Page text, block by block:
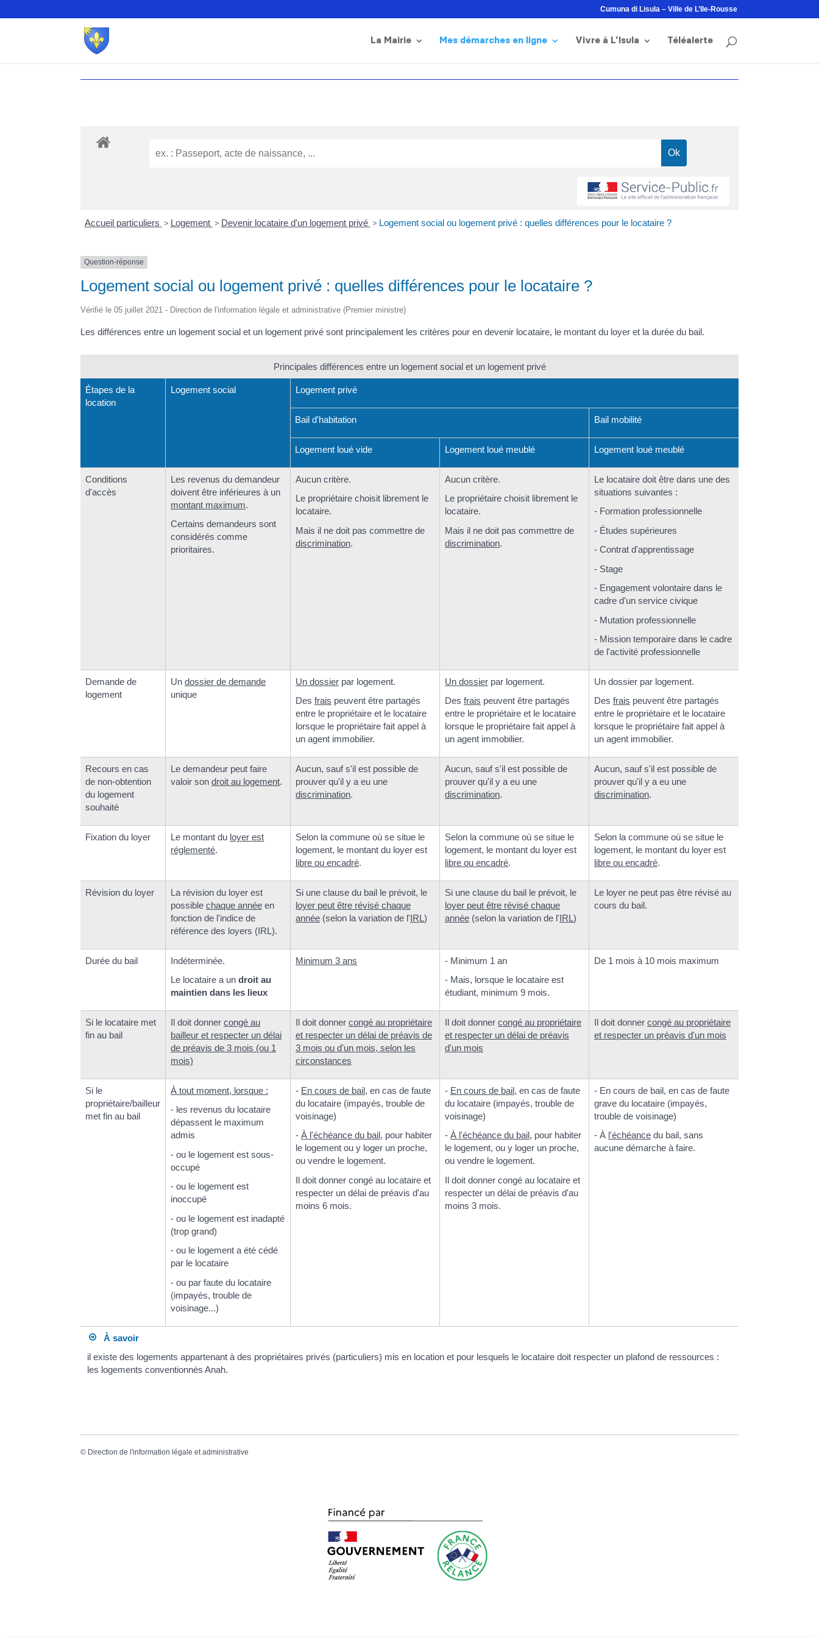
Cumuna di Lisula – Ville de L’Ile-Rousse
La Mairie Mes démarches en ligne Vivre à L’Isula Téléalerte
Accueil particuliers > Logement > Devenir locataire d'un logement privé > Logement social ou logement privé : quelles différences pour le locataire ?
Question-réponse
Logement social ou logement privé : quelles différences pour le locataire ?
Vérifié le 05 juillet 2021 - Direction de l'information légale et administrative (Premier ministre)
Les différences entre un logement social et un logement privé sont principalement les critères pour en devenir locataire, le montant du loyer et la durée du bail.
Principales différences entre un logement social et un logement privé
Étapes de la
location
Logement social Logement privé
Bail d'habitation Bail mobilité
Logement loué vide Logement loué meublé Logement loué meublé
Conditions
d'accès
Les revenus du demandeur
doivent être inférieures à un
montant maximum.
Certains demandeurs sont
considérés comme
prioritaires.
Aucun critère.
Le propriétaire choisit librement le
locataire.
Mais il ne doit pas commettre de
discrimination.
Aucun critère.
Le propriétaire choisit librement le
locataire.
Mais il ne doit pas commettre de
discrimination.
Le locataire doit être dans une des
situations suivantes :
- Formation professionnelle
- Études supérieures
- Contrat d'apprentissage
- Stage
- Engagement volontaire dans le
cadre d'un service civique
- Mutation professionnelle
- Mission temporaire dans le cadre
de l'activité professionnelle
Demande de
logement
Un dossier de demande
unique
Un dossier par logement.
Des frais peuvent être partagés
entre le propriétaire et le locataire
lorsque le propriétaire fait appel à
un agent immobilier.
Un dossier par logement.
Des frais peuvent être partagés
entre le propriétaire et le locataire
lorsque le propriétaire fait appel à
un agent immobilier.
Un dossier par logement.
Des frais peuvent être partagés
entre le propriétaire et le locataire
lorsque le propriétaire fait appel à
un agent immobilier.
Recours en cas
de non-obtention
du logement
souhaité
Le demandeur peut faire
valoir son droit au logement.
Aucun, sauf s'il est possible de
prouver qu'il y a eu une
discrimination.
Aucun, sauf s'il est possible de
prouver qu'il y a eu une
discrimination.
Aucun, sauf s'il est possible de
prouver qu'il y a eu une
discrimination.
Fixation du loyer Le montant du loyer est
réglementé.
Selon la commune où se situe le
logement, le montant du loyer est
libre ou encadré.
Selon la commune où se situe le
logement, le montant du loyer est
libre ou encadré.
Selon la commune où se situe le
logement, le montant du loyer est
libre ou encadré.
Révision du loyer
La révision du loyer est
possible chaque année en
fonction de l'indice de
référence des loyers (IRL).
Si une clause du bail le prévoit, le
loyer peut être révisé chaque
année (selon la variation de l'IRL)
Si une clause du bail le prévoit, le
loyer peut être révisé chaque
année (selon la variation de l'IRL)
Le loyer ne peut pas être révisé au
cours du bail.
Durée du bail
Indéterminée.
Le locataire a un droit au
maintien dans les lieux
Minimum 3 ans
- Minimum 1 an
- Mais, lorsque le locataire est
étudiant, minimum 9 mois.
De 1 mois à 10 mois maximum
Si le locataire met
fin au bail
Il doit donner congé au
bailleur et respecter un délai
de préavis de 3 mois (ou 1
mois)
Il doit donner congé au propriétaire
et respecter un délai de préavis de
3 mois ou d'un mois, selon les
circonstances
Il doit donner congé au propriétaire
et respecter un délai de préavis
d'un mois
Il doit donner congé au propriétaire
et respecter un préavis d'un mois
Si le
propriétaire/bailleur
met fin au bail
À tout moment, lorsque :
- les revenus du locataire
dépassent le maximum
admis
- ou le logement est sous-
occupé
- ou le logement est
inoccupé
- ou le logement est inadapté
(trop grand)
- ou le logement a été cédé
par le locataire
- ou par faute du locataire
(impayés, trouble de
voisinage...)
- En cours de bail, en cas de faute
du locataire (impayés, trouble de
voisinage)
- À l'échéance du bail, pour habiter
le logement ou y loger un proche,
ou vendre le logement.
Il doit donner congé au locataire et
respecter un délai de préavis d'au
moins 6 mois.
- En cours de bail, en cas de faute
du locataire (impayés, trouble de
voisinage)
- À l'échéance du bail, pour habiter
le logement, ou y loger un proche,
ou vendre le logement.
Il doit donner congé au locataire et
respecter un délai de préavis d'au
moins 3 mois.
- En cours de bail, en cas de faute
grave du locataire (impayés,
trouble de voisinage)
- À l'échéance du bail, sans
aucune démarche à faire.
À savoir
il existe des logements appartenant à des propriétaires privés (particuliers) mis en location et pour lesquels le locataire doit respecter un plafond de ressources :
les logements conventionnés Anah.
© Direction de l'information légale et administrative